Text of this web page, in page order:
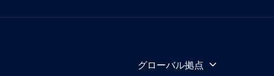
グローバル拠点